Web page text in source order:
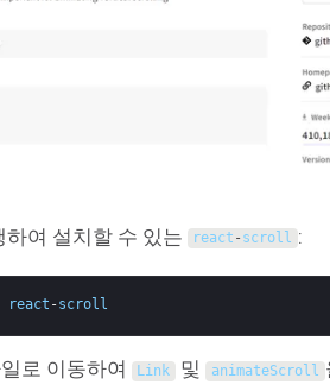
여 설치할 수 있는 react - scroll :
react -scroll
로 이동하여 Link 및 animateScroll